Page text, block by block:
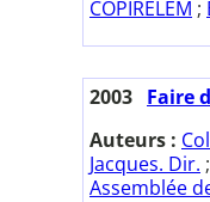
COPIRELEM ;
2003 Faire
Auteurs :
Jacques. Dir. ;
Assemblée